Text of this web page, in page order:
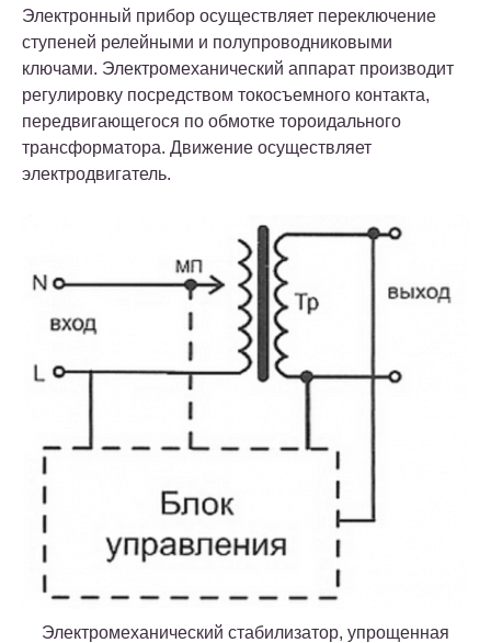
Электронный прибор осуществляет переключение
ступеней релейными и полупроводниковыми
ключами. Электромеханический аппарат производит
регулировку посредством токосъемного контакта,
передвигающегося по обмотке тороидального
трансформатора. Движение осуществляет
электродвигатель.
Электромеханический стабилизатор, упрощенная